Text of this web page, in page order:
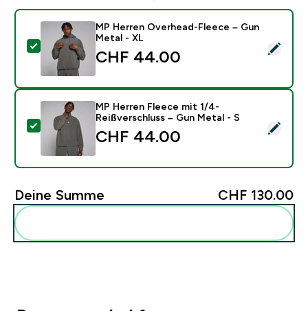
Dieses Produkt ausw�hlen - MP Herren Overhead-
MP Herren Overhead-Fleece – Gun
Metal - XL
CHF 44.00‎
Dieses Produkt ausw�hlen - MP Herren Fleece mit
MP Herren Fleece mit 1/4-
Reißverschluss – Gun Metal - S
CHF 44.00‎
Deine Summe CHF 130.00‎